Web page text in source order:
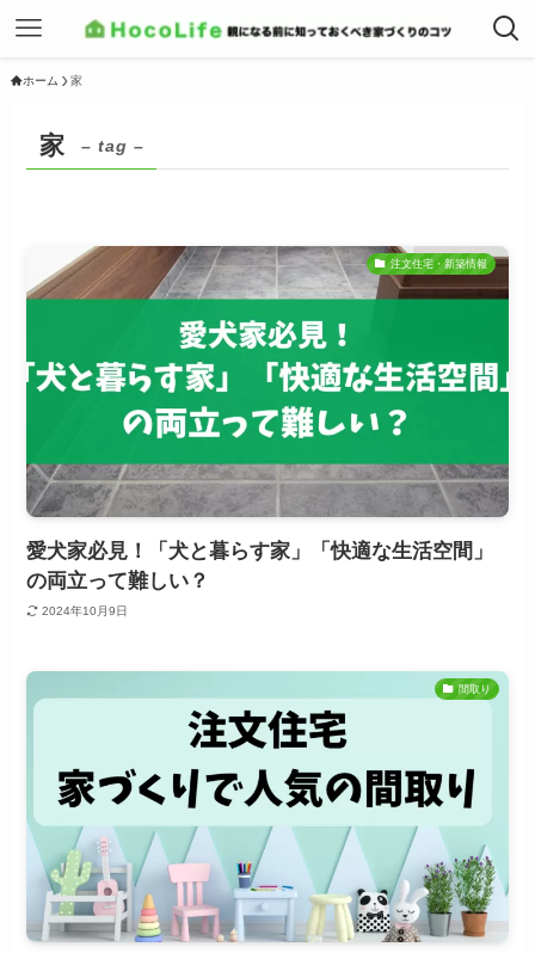
ホーム 家
家 – tag –
注文住宅・新築情報
愛犬家必見！「犬と暮らす家」「快適な生活空間」
の両立って難しい？
2024年10月9日
間取り